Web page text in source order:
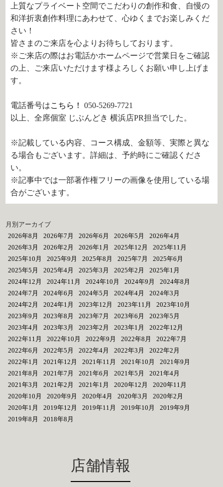
上質なプライベート空間でこだわりの創作和食、自慢の
和洋折衷創作料理にあわせて、心ゆくまでお楽しみくだ
さい！
皆さまのご来店を心よりお待ちしております。
※ご来店の際はお電話かホームページで営業日をご確認
の上、ご来店いただけます様よろしくお願い申し上げま
す。
電話番号はこちら！
050-5269-7721
以上、全席個室 じぶんどき 横浜店PR担当でした。
※記載している内容、コース構成、金額等、実際と異な
る場合もございます。詳細は、予約時にご確認くださ
い。
※記事中では一部著作権フリーの画像を使用している場
合がございます。
月別アーカイブ
2026年8月
2026年7月 2026年6月 2026年5月
2026年4月
2026年3月
2026年2月 2026年1月 2025年12月
2025年11月
2025年10月
2025年9月 2025年8月 2025年7月
2025年6月
2025年5月
2025年4月 2025年3月 2025年2月
2025年1月
2024年12月
2024年11月 2024年10月 2024年9月
2024年8月
2024年7月
2024年6月 2024年5月 2024年4月
2024年3月
2024年2月
2024年1月 2023年12月 2023年11月
2023年10月
2023年9月
2023年8月 2023年7月 2023年6月
2023年5月
2023年4月
2023年3月 2023年2月 2023年1月
2022年12月
2022年11月
2022年10月 2022年9月 2022年8月
2022年7月
2022年6月
2022年5月 2022年4月 2022年3月
2022年2月
2022年1月
2021年12月 2021年11月 2021年10月
2021年9月
2021年8月
2021年7月 2021年6月 2021年5月
2021年4月
2021年3月
2021年2月 2021年1月 2020年12月
2020年11月
2020年10月
2020年9月 2020年4月 2020年3月
2020年2月
2020年1月
2019年12月 2019年11月 2019年10月
2019年9月
2019年8月
2018年8月
店舗情報